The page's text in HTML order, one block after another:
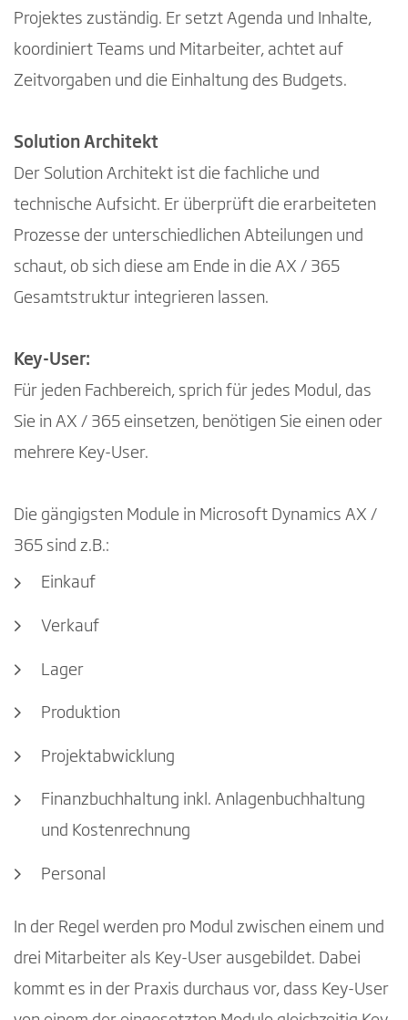
Projektes zuständig. Er setzt Agenda und Inhalte,
koordiniert Teams und Mitarbeiter, achtet auf
Zeitvorgaben und die Einhaltung des Budgets.
Solution Architekt
Der Solution Architekt ist die fachliche und
technische Aufsicht. Er überprüft die erarbeiteten
Prozesse der unterschiedlichen Abteilungen und
schaut, ob sich diese am Ende in die AX / 365
Gesamtstruktur integrieren lassen.
Key-User:
Für jeden Fachbereich, sprich für jedes Modul, das
Sie in AX / 365 einsetzen, benötigen Sie einen oder
mehrere Key-User.
Die gängigsten Module in Microsoft Dynamics AX /
365 sind z.B.:
Einkauf
Verkauf
Lager
Produktion
Projektabwicklung
Finanzbuchhaltung inkl. Anlagenbuchhaltung
und Kostenrechnung
Personal
In der Regel werden pro Modul zwischen einem und
drei Mitarbeiter als Key-User ausgebildet. Dabei
kommt es in der Praxis durchaus vor, dass Key-User